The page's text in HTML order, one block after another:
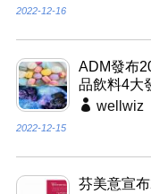
2022-12-16
ADM發布
品飲料4大
wellwiz
2022-12-15
芬美意宣